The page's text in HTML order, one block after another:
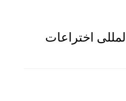
اختراعات